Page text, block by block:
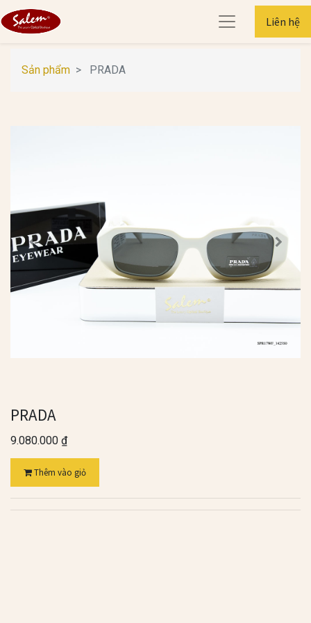
Liên hệ
Sản phẩm PRADA
PRADA
9.080.000 ₫
Thêm vào giỏ